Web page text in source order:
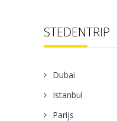
STEDENTRIP
Dubai
Istanbul
Parijs